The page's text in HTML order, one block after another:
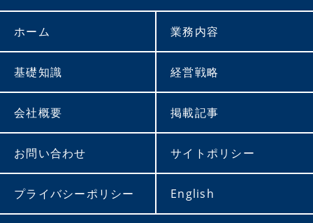
ホーム 業務内容
基礎知識 経営戦略
会社概要 掲載記事
お問い合わせ サイトポリシー
プライバシーポリシー English